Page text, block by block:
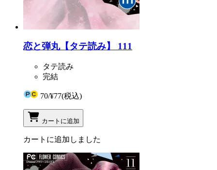
恋と弾丸【タテ読み】 111
タテ読み
完結
70/¥77(税込)
カートに追加
カートに追加しました